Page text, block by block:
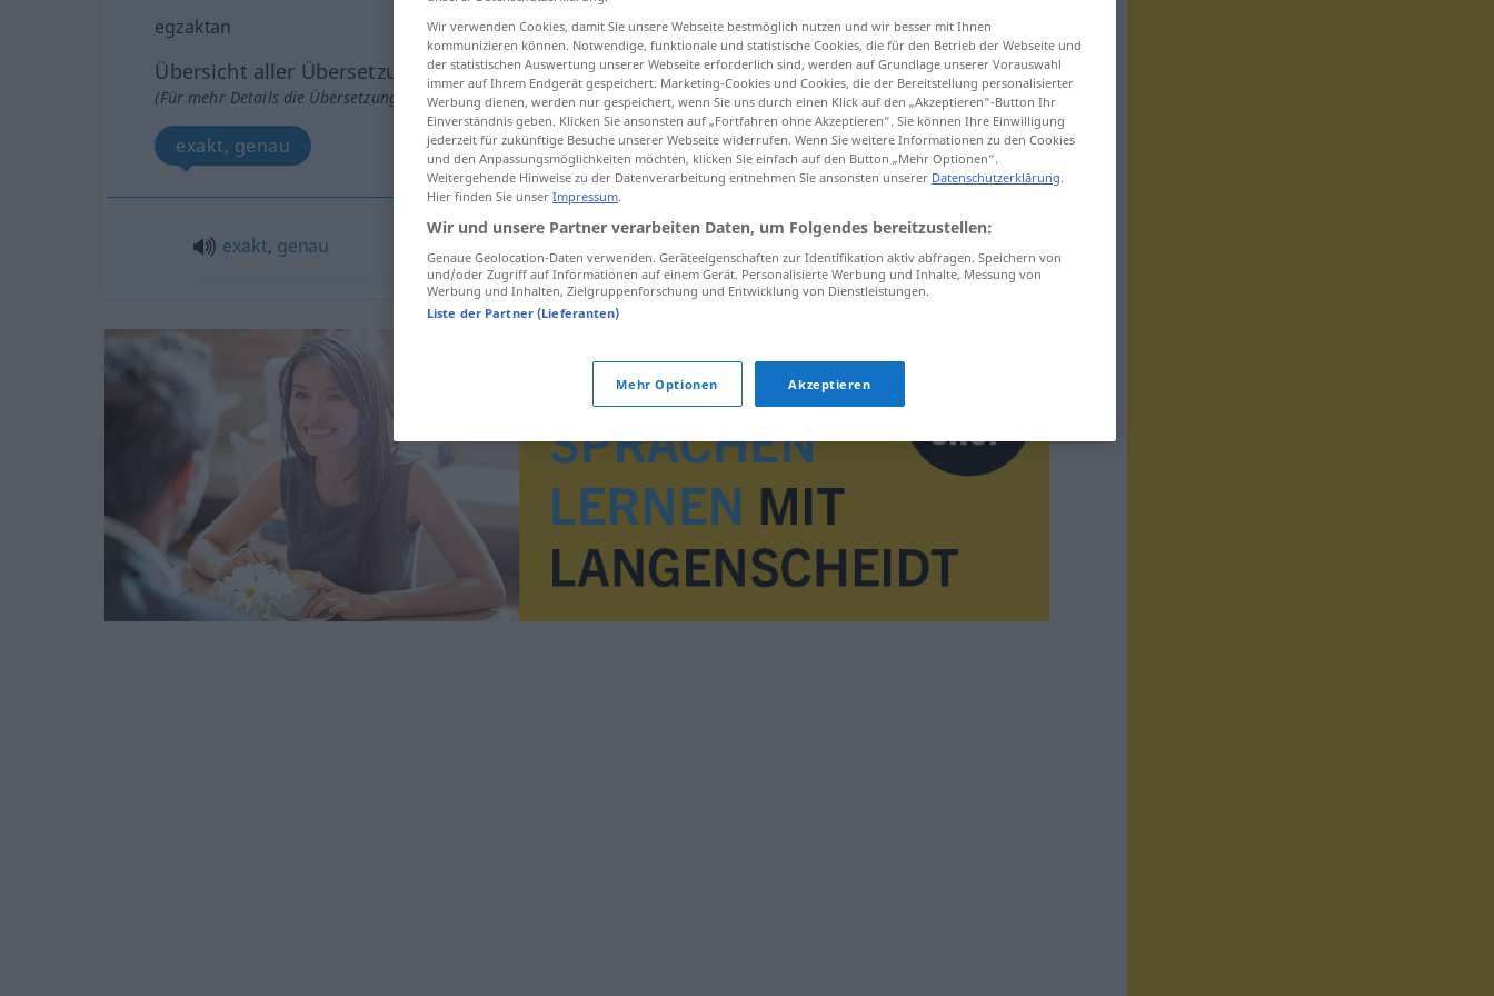
egzaktan
Übersicht aller Übersetzungen
(Für mehr Details die Übersetzung anklicken/antippen)
exakt, genau
exakt, genau
Wir verwenden Cookies, damit Sie unsere Webseite bestmöglich nutzen und wir besser mit Ihnen
kommunizieren können. Notwendige, funktionale und statistische Cookies, die für den Betrieb der Webseite und
der statistischen Auswertung unserer Webseite erforderlich sind, werden auf Grundlage unserer Vorauswahl
immer auf Ihrem Endgerät gespeichert. Marketing-Cookies und Cookies, die der Bereitstellung personalisierter
Werbung dienen, werden nur gespeichert, wenn Sie uns durch einen Klick auf den „Akzeptieren“-Button Ihr
Einverständnis geben. Klicken Sie ansonsten auf „Fortfahren ohne Akzeptieren“. Sie können Ihre Einwilligung
jederzeit für zukünftige Besuche unserer Webseite widerrufen. Wenn Sie weitere Informationen zu den Cookies
und den Anpassungsmöglichkeiten möchten, klicken Sie einfach auf den Button „Mehr Optionen“.
Weitergehende Hinweise zu der Datenverarbeitung entnehmen Sie ansonsten unserer Datenschutzerklärung.
Hier finden Sie unser Impressum.
Wir und unsere Partner verarbeiten Daten, um Folgendes bereitzustellen:
Genaue Geolocation-Daten verwenden. Geräteeigenschaften zur Identifikation aktiv abfragen. Speichern von
und/oder Zugriff auf Informationen auf einem Gerät. Personalisierte Werbung und Inhalte, Messung von
Werbung und Inhalten, Zielgruppenforschung und Entwicklung von Dienstleistungen.
Liste der Partner (Lieferanten)
Mehr Optionen Akzeptieren